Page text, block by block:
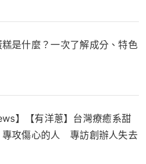
是什麼？一次了解成分、特色
】【有洋蔥】台灣療癒系甜
專攻傷心的人 專訪創辦人失去